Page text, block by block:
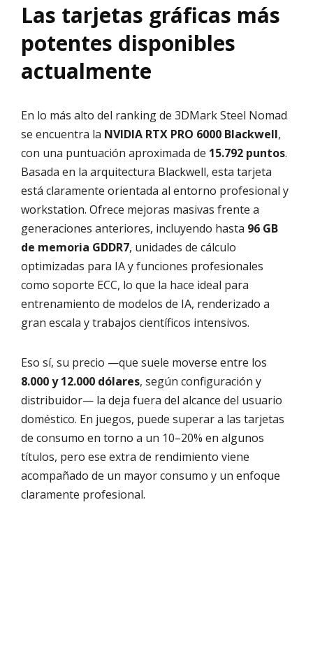
Las tarjetas gráficas más
potentes disponibles
actualmente
En lo más alto del ranking de 3DMark Steel Nomad
se encuentra la NVIDIA RTX PRO 6000 Blackwell,
con una puntuación aproximada de 15.792 puntos.
Basada en la arquitectura Blackwell, esta tarjeta
está claramente orientada al entorno profesional y
workstation. Ofrece mejoras masivas frente a
generaciones anteriores, incluyendo hasta 96 GB
de memoria GDDR7, unidades de cálculo
optimizadas para IA y funciones profesionales
como soporte ECC, lo que la hace ideal para
entrenamiento de modelos de IA, renderizado a
gran escala y trabajos científicos intensivos.
Eso sí, su precio —que suele moverse entre los
8.000 y 12.000 dólares, según configuración y
distribuidor— la deja fuera del alcance del usuario
doméstico. En juegos, puede superar a las tarjetas
de consumo en torno a un 10–20% en algunos
títulos, pero ese extra de rendimiento viene
acompañado de un mayor consumo y un enfoque
claramente profesional.